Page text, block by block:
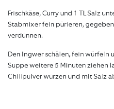
Frischkäse, Curry und 1 TL Salz
Stabmixer fein pürieren,
verdünnen.
Den Ingwer schälen, fein würfeln
Suppe weitere 5 Minuten ziehen
Chilipulver würzen und mit Salz